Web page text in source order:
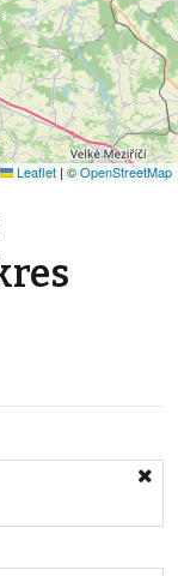
Leaflet | ©OpenStreetMap